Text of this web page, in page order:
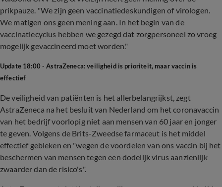
prikpauze. "We zijn geen vaccinatiedeskundigen of virologen.
We matigen ons geen mening aan. In het begin van de
vaccinatiecyclus hebben we gezegd dat zorgpersoneel zo vroeg
mogelijk gevaccineerd moet worden."
Update 18:00 - AstraZeneca: veiligheid is prioriteit, maar vaccin is
effectief
De veiligheid van patiënten is het allerbelangrijkst, zegt
AstraZeneca na het besluit van Nederland om het coronavaccin
van het bedrijf voorlopig niet aan mensen van 60 jaar en jonger
te geven. Volgens de Brits-Zweedse farmaceut is het middel
effectief gebleken en "wegen de voordelen van ons vaccin bij het
beschermen van mensen tegen een dodelijk virus aanzienlijk
zwaarder dan de risico's".